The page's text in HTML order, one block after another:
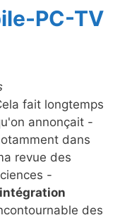
PC-TV
fait longtemps
annonçait -
dans
revue des
-
intégration
des